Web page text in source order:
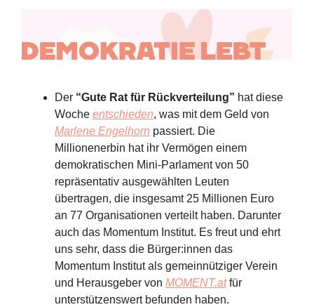
Der “Gute Rat für Rückverteilung” hat diese
Woche entschieden, was mit dem Geld von
Marlene Engelhorn passiert. Die
Millionenerbin hat ihr Vermögen einem
demokratischen Mini-Parlament von 50
repräsentativ ausgewählten Leuten
übertragen, die insgesamt 25 Millionen Euro
an 77 Organisationen verteilt haben. Darunter
auch das Momentum Institut. Es freut und ehrt
uns sehr, dass die Bürger:innen das
Momentum Institut als gemeinnütziger Verein
und Herausgeber von MOMENT.atfür
unterstützenswert befunden haben.